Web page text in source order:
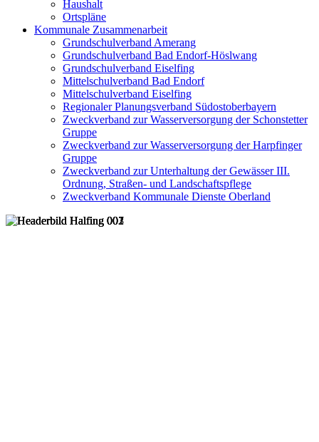
Haushalt
Ortspläne
Kommunale Zusammenarbeit
Grundschulverband Amerang
Grundschulverband Bad Endorf-Höslwang
Grundschulverband Eiselfing
Mittelschulverband Bad Endorf
Mittelschulverband Eiselfing
Regionaler Planungsverband Südostoberbayern
Zweckverband zur Wasserversorgung der Schonstetter
Gruppe
Zweckverband zur Wasserversorgung der Harpfinger
Gruppe
Zweckverband zur Unterhaltung der Gewässer III.
Ordnung, Straßen- und Landschaftspflege
Zweckverband Kommunale Dienste Oberland